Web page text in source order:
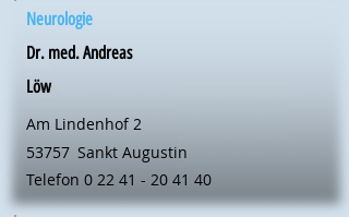
Neurologie
Dr. med. Andreas
Löw
Am Lindenhof 2
53757 Sankt Augustin
Telefon 0 22 41 - 20 41 40